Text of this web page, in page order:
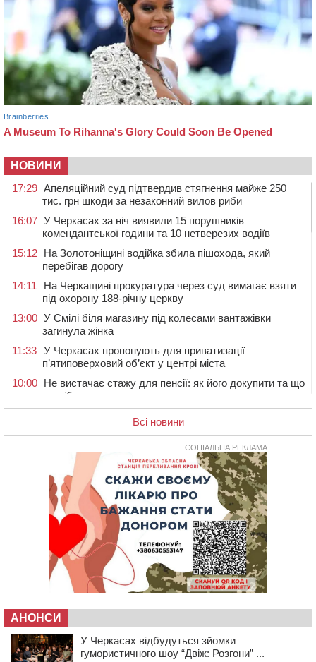
НОВИНИ
17:29 Апеляційний суд підтвердив стягнення майже 250
тис. грн шкоди за незаконний вилов риби
16:07 У Черкасах за ніч виявили 15 порушників
комендантської години та 10 нетверезих водіїв
15:12 На Золотоніщині водійка збила пішохода, який
перебігав дорогу
14:11
На Черкащині прокуратура через суд вимагає взяти
під охорону 188-річну церкву
13:00 У Смілі біля магазину під колесами вантажівки
загинула жінка
11:33 У Черкасах пропонують для приватизації
п’ятиповерховий об’єкт у центрі міста
10:00 Не вистачає стажу для пенсії: як його докупити та що
потрібно знати
У Черкасах виявили низку недоліків у гуртожитку, де
На Черкащині врятували рідкісного чорного грифа
(ФОТО)
Черкаси виділять близько 20 млн грн на роботу
ліцею “Перспектива” до кінця року
На Уманщині суд припинив право оренди земельних
ділянок, незаконно переданих іноземцем
Вихователька з Черкас і дві педагогині з області
стали фіналістками Global Teacher Prize Ukraine 2026
закрили сезон літнього табору для людей поважного
віку
17:48 “Це страшна несправедливість”: мати хворого на
СМА 13-річного хлопця із Драбівщини просить
Всі новини
СОЦІАЛЬНА РЕКЛАМА
АНОНСИ
У Черкасах відбудуться зйомки
гумористичного шоу “Двіж: Розгони” ...